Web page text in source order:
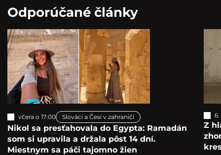
Odporúčané články
včera o 17:00 Slováci a Česi v zahraničí
Nikol sa presťahovala do Egypta: Ramadán
som si upravila a držala pôst 14 dní.
Miestnym sa páči tajomno žien
Z